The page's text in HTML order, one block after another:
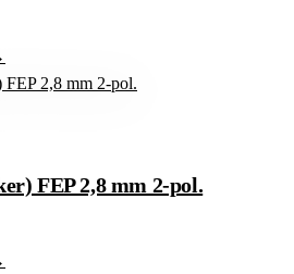
FEP 2,8 mm 2-pol.